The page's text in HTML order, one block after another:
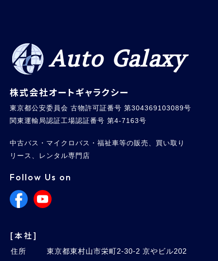
Auto Galaxy
株式会社オートギャラクシー
東京都公安委員会 古物許可証番号 第304369103089号
関東運輸局認証工場認証番号 第4-7163号
中古バス・マイクロバス・福祉車等の販売、買い取り
リース、レンタル専門店
Follow Us on
[本社]
住所
東京都東村山市栄町2-30-2 京やビル202